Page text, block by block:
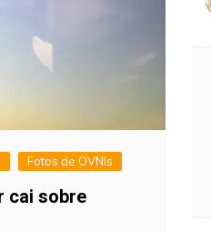
Fotos de OVNIs
cai sobre